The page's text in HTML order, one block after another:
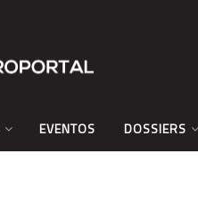
EVENTOS DOSSIERS